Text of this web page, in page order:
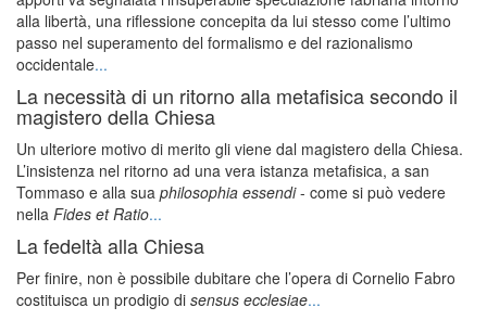
alla libertà, una riflessione concepita da lui stesso come l’ultimo
passo nel superamento del formalismo e del razionalismo
occidentale...
La necessità di un ritorno alla metafisica secondo il
magistero della Chiesa
Un ulteriore motivo di merito gli viene dal magistero della Chiesa.
L’insistenza nel ritorno ad una vera istanza metafisica, a san
Tommaso e alla sua philosophia essendi- come si può vedere
nella Fides et Ratio...
La fedeltà alla Chiesa
Per finire, non è possibile dubitare che l’opera di Cornelio Fabro
costituisca un prodigio di sensus ecclesiae...